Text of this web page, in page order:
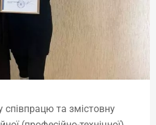
співпрацю та змістовну